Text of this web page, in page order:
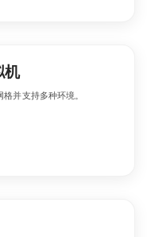
并支持多种环境。